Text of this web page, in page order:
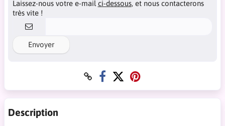
Laissez-nous votre e-mail ci-dessous, et nous contacterons
très vite !
Envoyer
Description